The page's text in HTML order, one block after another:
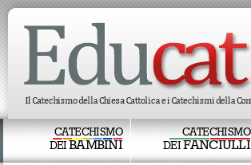
CATECHISMO
DEIBAMBINI
CATECHISMO
DEIFANCIULLI